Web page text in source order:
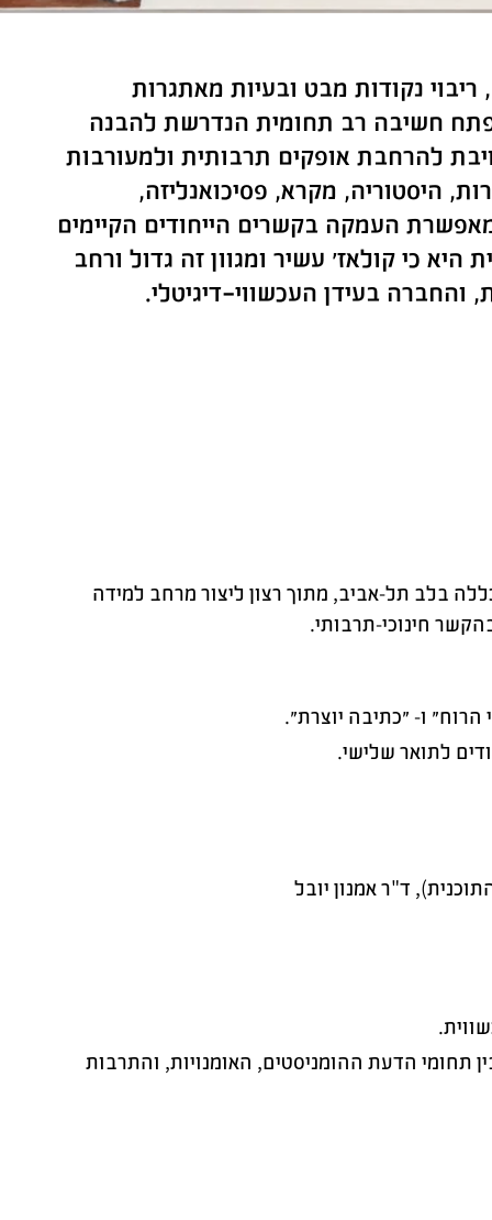
ריבוי נקודות מבט ובעיות מאתגרות
חשיבה רב תחומית הנדרשת להבנה
להרחבת אופקים תרבותית ולמעורבות
היסטוריה, מקרא, פסיכואנליזה,
העמקה בקשרים הייחודים הקיימים
כי קולאז׳ עשיר ומגוון זה גדול ורחב
בעידן העכשווי-דיגיטלי.
בלב תל-אביב, מתוך רצון ליצור מרחב למידה
חינוכי-תרבותי.
ו- ״כתיבה יוצרת״.
לתואר שלישי.
ד"ר אמנון יובל
תחומי הדעת ההומניסטים, האומנויות, והתרבות